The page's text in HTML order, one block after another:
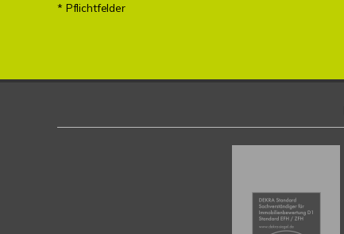
* Pflichtfelder